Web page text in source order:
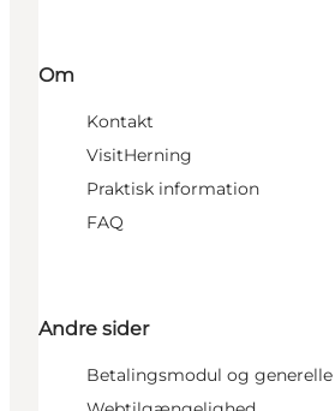
Om
Kontakt
VisitHerning
Praktisk information
FAQ
Andre sider
Betalingsmodul og